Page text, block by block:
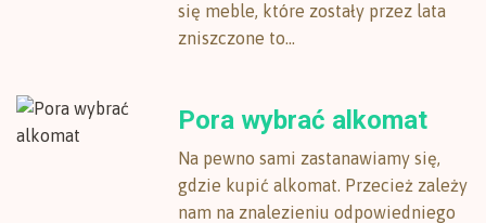
się meble, które zostały przez lata
zniszczone to...
Pora wybrać alkomat
Na pewno sami zastanawiamy się,
gdzie kupić alkomat. Przecież zależy
nam na znalezieniu odpowiedniego